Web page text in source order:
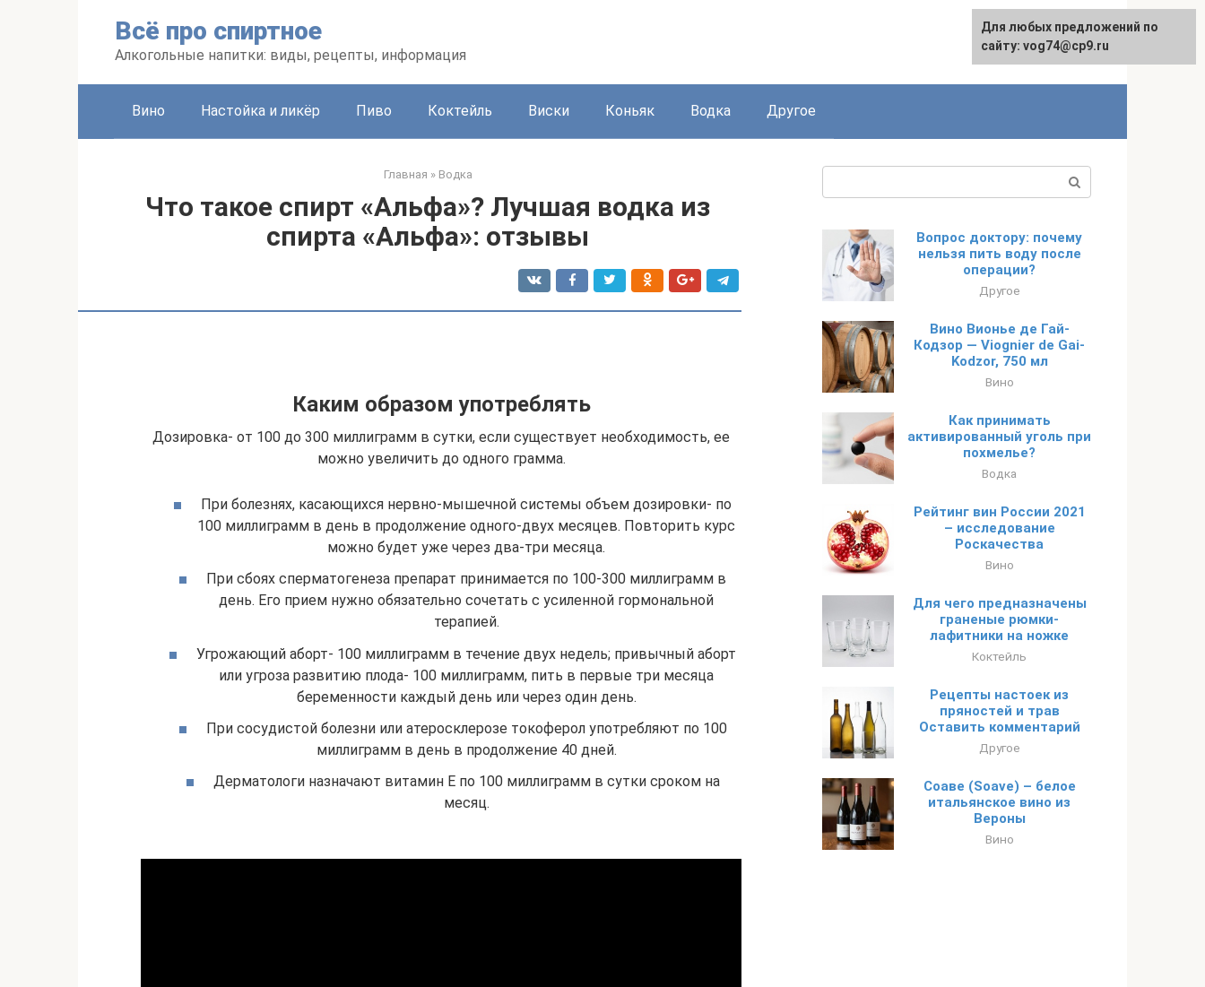
Всё про спиртное
Алкогольные напитки: виды, рецепты, информация
Вино Настойка и ликёр Пиво Коктейль Виски Коньяк Водка Другое
Главная » Водка
Что такое спирт «Альфа»? Лучшая водка из
спирта «Альфа»: отзывы
Каким образом употреблять
Дозировка- от 100 до 300 миллиграмм в сутки, если существует необходимость, ее
можно увеличить до одного грамма.
При болезнях, касающихся нервно-мышечной системы объем дозировки- по
100 миллиграмм в день в продолжение одного-двух месяцев. Повторить курс
можно будет уже через два-три месяца.
При сбоях сперматогенеза препарат принимается по 100-300 миллиграмм в
день. Его прием нужно обязательно сочетать с усиленной гормональной
терапией.
Угрожающий аборт- 100 миллиграмм в течение двух недель; привычный аборт
или угроза развитию плода- 100 миллиграмм, пить в первые три месяца
беременности каждый день или через один день.
При сосудистой болезни или атеросклерозе токоферол употребляют по 100
миллиграмм в день в продолжение 40 дней.
Дерматологи назначают витамин Е по 100 миллиграмм в сутки сроком на
месяц.
Вопрос доктору: почему
нельзя пить воду после
операции?
Другое
Вино Вионье де Гай-
Кодзор — Viognier de Gai-
Kodzor, 750 мл
Вино
Как принимать
активированный уголь при
похмелье?
Водка
Рейтинг вин России 2021
– исследование
Роскачества
Вино
Для чего предназначены
граненые рюмки-
лафитники на ножке
Коктейль
Рецепты настоек из
пряностей и трав
Оставить комментарий
Другое
Соаве (Soave) – белое
итальянское вино из
Вероны
Вино
Для любых предложений по
сайту: vog74@cp9.ru